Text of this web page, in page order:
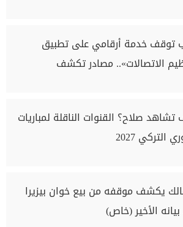
توقف خدمة أرقامي على تطبيق
الاتصالات».. مصادر تكشف
صلاح؟ القنوات الناقلة لمباريات
التركي 2027
يكشف موقفه من بيع خوان بيزيرا
الأخير (خاص)